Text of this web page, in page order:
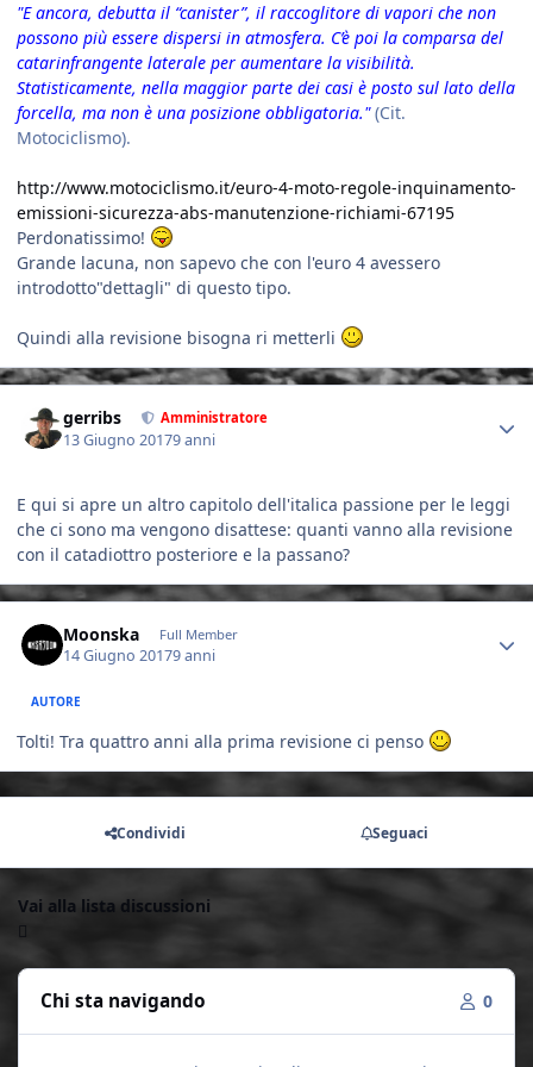
"E ancora, debutta il “canister”, il raccoglitore di vapori che non
possono più essere dispersi in atmosfera. C’è poi la comparsa del
catarinfrangente laterale per aumentare la visibilità.
Statisticamente, nella maggior parte dei casi è posto sul lato della
forcella, ma non è una posizione obbligatoria."(Cit.
Motociclismo).
http://www.motociclismo.it/euro-4-moto-regole-inquinamento-
emissioni-sicurezza-abs-manutenzione-richiami-67195
Perdonatissimo!
Grande lacuna, non sapevo che con l'euro 4 avessero
introdotto"dettagli" di questo tipo.
Quindi alla revisione bisogna ri metterli
gerribs Amministratore
13 Giugno 20179 anni
E qui si apre un altro capitolo dell'italica passione per le leggi
che ci sono ma vengono disattese: quanti vanno alla revisione
con il catadiottro posteriore e la passano?
Moonska Full Member
14 Giugno 20179 anni
AUTORE
Tolti! Tra quattro anni alla prima revisione ci penso
Condividi Seguaci
Vai alla lista discussioni
Chi sta navigando 0